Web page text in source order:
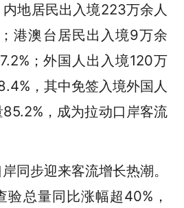
地居民出入境223万余人
港澳台居民出入境9万余
；外国人出入境120万
，其中免签入境外国人
，成为拉动口岸客流
同步迎来客流增长热潮。
验总量同比涨幅超40%，